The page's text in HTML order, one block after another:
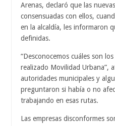
Arenas, declaró que las
consensuadas con ellos,
en la alcaldía, les informaron
definidas.
“Desconocemos cuáles son
realizado Movilidad Urbana”,
autoridades municipales y
preguntaron si había o no
trabajando en esas rutas.
Las empresas disconformes